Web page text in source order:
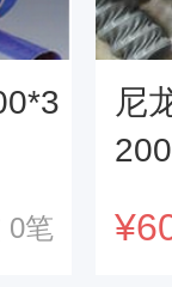
0笔
尼
¥